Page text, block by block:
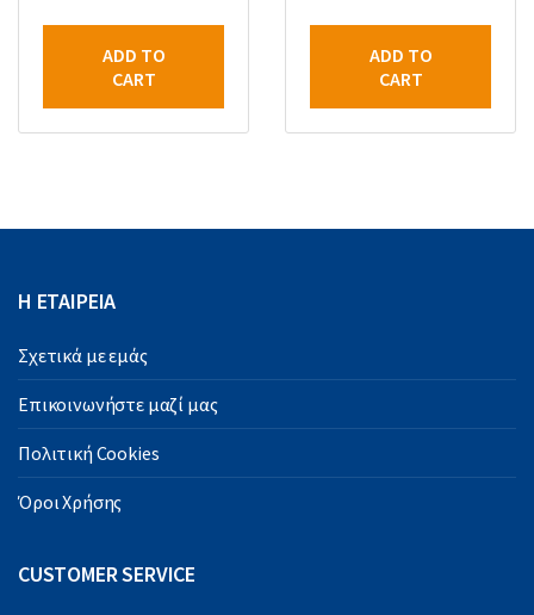
ADD TO
CART
ADD TO
CART
Η ΕΤΑΙΡΕΙΑ
Σχετικά με εμάς
Επικοινωνήστε μαζί μας
Πολιτική Cookies
Όροι Χρήσης
CUSTOMER SERVICE